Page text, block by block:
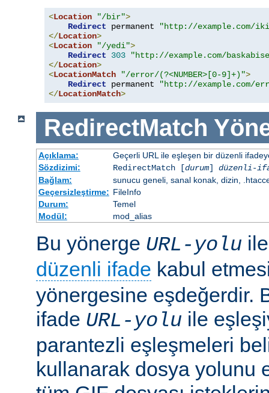
<Location "/bir">
Redirect permanent
"http://example.com/
</Location>
<Location "/yedi">
Redirect
303
"http://example.com/
</Location>
<LocationMatch "/error/(?<NUMBER>[0-9]+)">
Redirect permanent
"http://example.com/
</LocationMatch>
RedirectMatch
Açıklama:
Geçerli URL ile eşleşen bir düzenli
Sözdizimi:
RedirectMatch [durum] düzenli-
Bağlam:
sunucu geneli, sanal konak, dizin,
Geçersizleştirme: FileInfo
Durum:
Temel
Modül:
mod_alias
Bu yönerge URL-yolu
düzenli ifade kabul
yönergesine eşdeğerdir.
ifade URL-yolu ile
parantezli eşleşmeleri
kullanarak dosya yolunu